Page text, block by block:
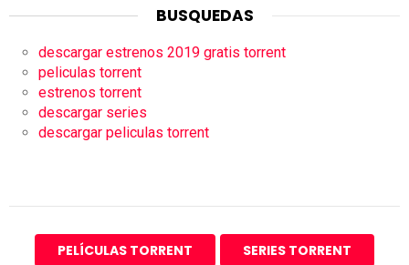
BUSQUEDAS
descargar estrenos 2019 gratis torrent
peliculas torrent
estrenos torrent
descargar series
descargar peliculas torrent
PELÍCULAS TORRENT SERIES TORRENT